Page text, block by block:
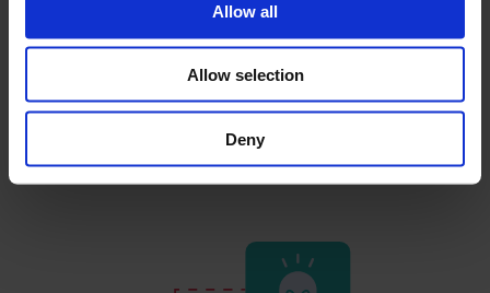
Allow all
Allow selection
Deny
imkanı verən anket funksiyası təklif edir.